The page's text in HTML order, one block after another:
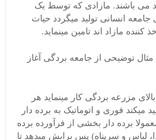
می باشند. مازادی که توسط یک
جامعه انسانی تولید میگردد حیات
کننده مازاد اند تامین مینماید.
مثال توضیحی از جامعه بردگی آغاز
مزرعه بردگی کار مینماید هر
میکند فوری و اتوماتیک به برده دار
برده دار بخشی از فرآورده برده
لباس و سرپناه) پس برایش میدهد تا